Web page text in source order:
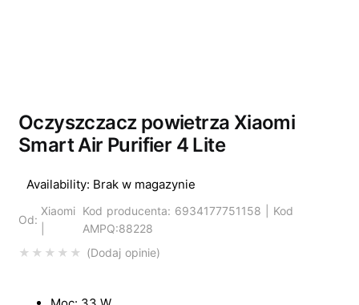
Oczyszczacz powietrza Xiaomi
Smart Air Purifier 4 Lite
Dodaj opinie
Availability: Brak w magazynie
Od:
Xiaomi Kod producenta: 6934177751158 | Kod
AMPQ:88228